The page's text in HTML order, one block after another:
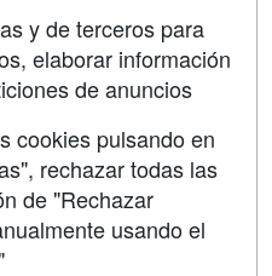
y de terceros para
elaborar información
de anuncios
cookies pulsando en
rechazar todas las
de "Rechazar
usando el